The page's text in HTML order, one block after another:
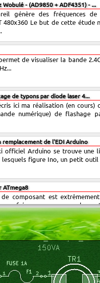
- (AD9850 + ADF4351) - ...
génère des fréquences de
480x360 Le but de cette étude
de visualiser la bande
de typons par diode laser 4...
ici ma réalisation (en cours)
numérique) de flashage
remplacement de l'EDI Arduino
officiel Arduino se trouve une
figure Ino, un petit
composant est
une fréquence par exemple, en
ATmega32 et Arduino Mega2560
du calcul est
en temps réel. Elle déterminera
sinus purdigital à DDS AD9850 (...